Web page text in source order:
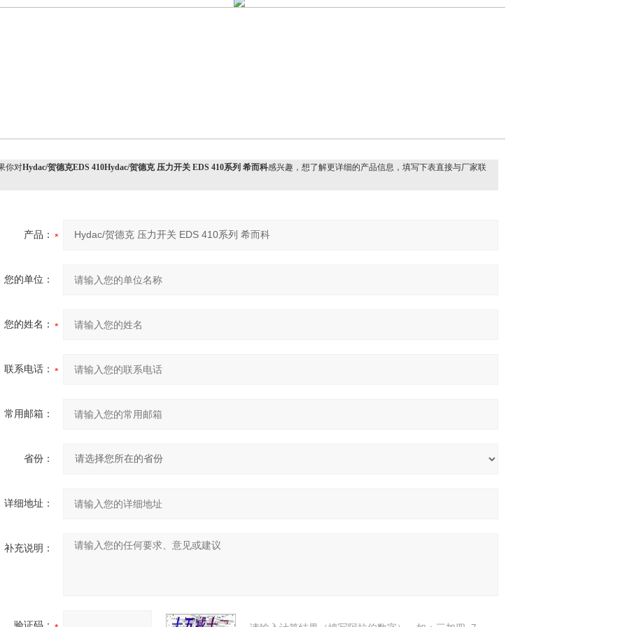
对Hydac/贺德克EDS 410Hydac/贺德克 压力开关 EDS 410系列 希而科感兴趣，想了解更详细的产品信息，填写下表直接与厂家联
产品：
您的单位：
您的姓名：
联系电话：
常用邮箱：
省份：
详细地址：
补充说明：